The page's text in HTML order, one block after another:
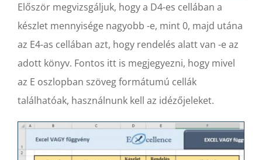
Először megvizsgáljuk, hogy a D4-es cellában a
készlet mennyisége nagyobb -e, mint 0, majd utána
az E4-as cellában azt, hogy rendelés alatt van -e az
adott könyv. Fontos itt is megjegyezni, hogy mivel
az E oszlopban szöveg formátumú cellák
találhatóak, használnunk kell az idézőjeleket.